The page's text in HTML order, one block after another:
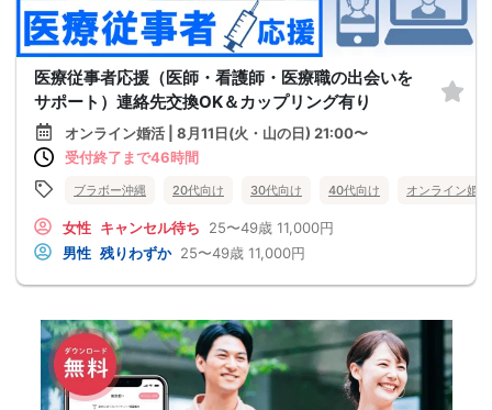
医療従事者応援（医師・看護師・医療職の出会いを
サポート）連絡先交換OK＆カップリング有り
オンライン婚活 | 8月11日(火・山の日) 21:00〜
受付終了まで46時間
ブラボー沖縄 20代向け 30代向け 40代向け オンライン婚活
女性 キャンセル待ち 25〜49歳 11,000円
男性 残りわずか 25〜49歳 11,000円